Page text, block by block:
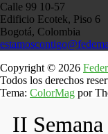
Calle 99 10-57
Edificio Ecotek, Piso 6
Bogotá, Colombia
Copyright © 2026
Todos los derechos
Tema: ColorMag por
II